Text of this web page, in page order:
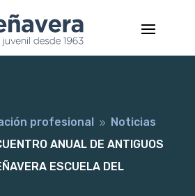
profesional 9 Noticias
ANUAL DE ANTIGUOS
ESCUELA DEL